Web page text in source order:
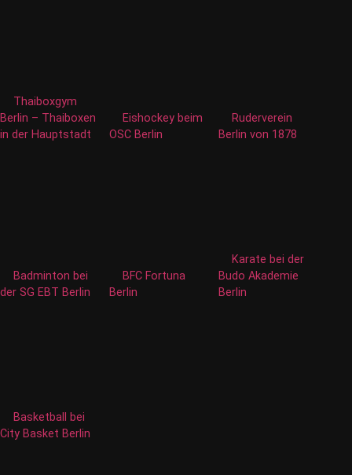
Thaiboxgym
Berlin – Thaiboxen
in der Hauptstadt
Eishockey beim
OSC Berlin
Ruderverein
Berlin von 1878
Badminton bei
der SG EBT Berlin
BFC Fortuna
Berlin
Karate bei der
Budo Akademie
Berlin
Basketball bei
City Basket Berlin